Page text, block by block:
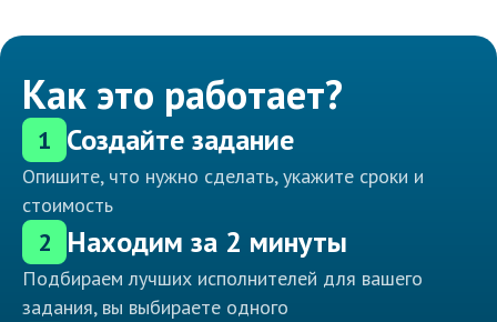
Как это работает?
1 Создайте задание
Опишите, что нужно сделать, укажите сроки и
стоимость
2 Находим за 2 минуты
Подбираем лучших исполнителей для вашего
задания, вы выбираете одного